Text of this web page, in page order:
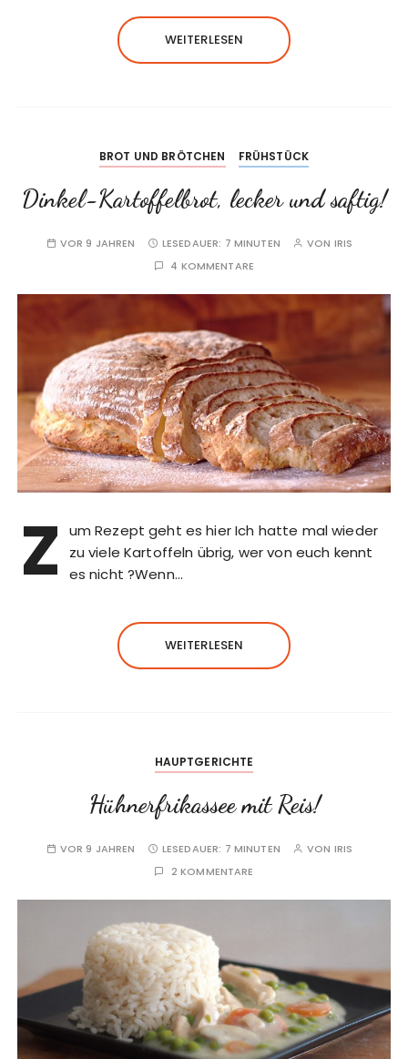
WEITERLESEN
BROT UND BRÖTCHEN FRÜHSTÜCK
Dinkel-Kartoffelbrot, lecker und saftig!
VOR 9 JAHREN LESEDAUER: 7 MINUTEN VON IRIS
4 KOMMENTARE
Z
um Rezept geht es hier Ich hatte mal wieder
zu viele Kartoffeln übrig, wer von euch kennt
es nicht ?Wenn…
WEITERLESEN
HAUPTGERICHTE
Hühnerfrikassee mit Reis!
VOR 9 JAHREN LESEDAUER: 7 MINUTEN VON IRIS
2 KOMMENTARE